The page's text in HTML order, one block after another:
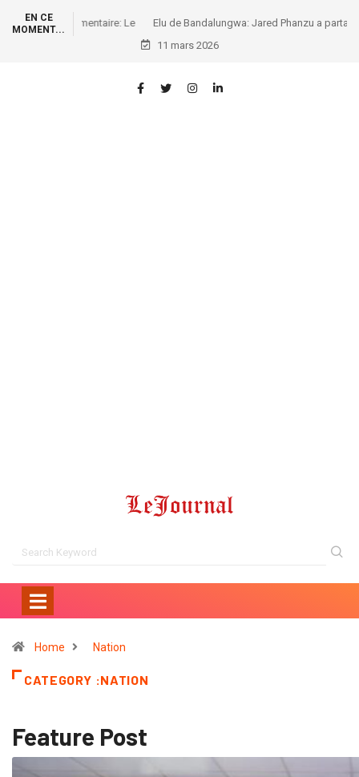
EN CE
MOMENT...
Elu de Bandalungwa: Jared Phanzu a partagé les pagnes
commémoratifs du 8 Mars aux mamans de sa juridiction
11 mars 2026
Home Nation
CATEGORY :NATION
Feature Post